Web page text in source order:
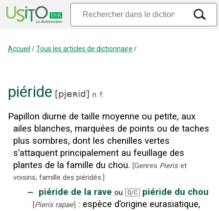
Accueil /Tous les articles de dictionnaire /
piéride [pjeʀid] n. f.
Papillon diurne de taille moyenne ou petite, aux
ailes blanches, marquées de points ou de taches
plus sombres, dont les chenilles vertes
s’attaquent principalement au feuillage des
plantes de la famille du chou. [Genres Pieris et
voisins; famille des piéridés.]
‒ piéride de la rave ou Q/C piéride du chou
[Pieris rapae : espèce d’origine eurasiatique,